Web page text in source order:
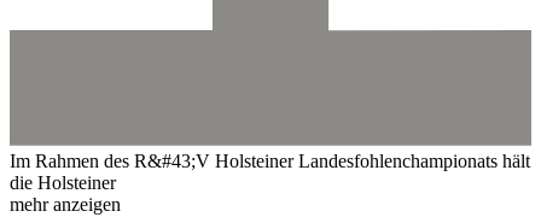
Im Rahmen des R&#43;V Holsteiner Landesfohlenchampionats hält
die Holsteiner
mehr anzeigen